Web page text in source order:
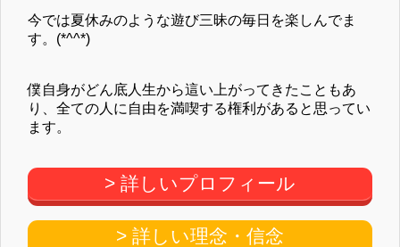
今では夏休みのような遊び三昧の毎日を楽しんでま
す。(*^^*)
僕自身がどん底人生から這い上がってきたこともあ
り、全ての人に自由を満喫する権利があると思ってい
ます。
> 詳しいプロフィール
> 詳しい理念・信念